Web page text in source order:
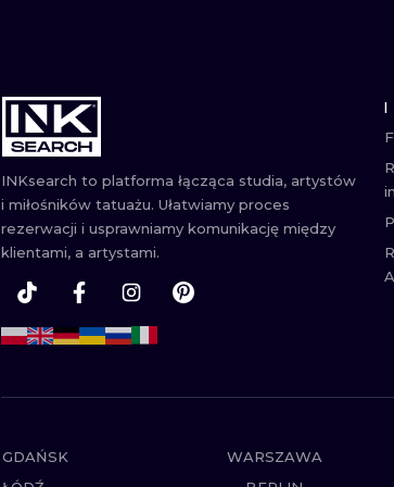
INKsearch to platforma łącząca studia, artystów
i miłośników tatuażu. Ułatwiamy proces
rezerwacji i usprawniamy komunikację między
klientami, a artystami.
GDAŃSK WARSZAWA